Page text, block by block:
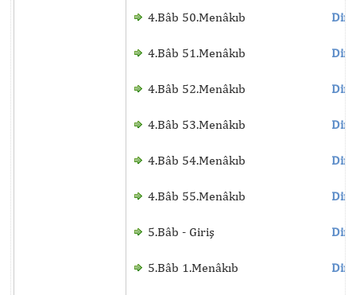
4.Bâb 50.Menâkıb
4.Bâb 51.Menâkıb
4.Bâb 52.Menâkıb
4.Bâb 53.Menâkıb
4.Bâb 54.Menâkıb
4.Bâb 55.Menâkıb
5.Bâb - Giriş
5.Bâb 1.Menâkıb